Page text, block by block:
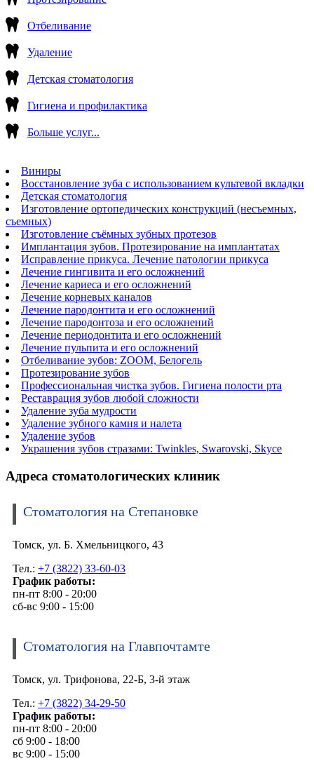
Отбеливание
Удаление
Детская стоматология
Гигиена и профилактика
Больше услуг...
Виниры
Восстановление зуба с использованием культевой вкладки
Детская стоматология
Изготовление ортопедических конструкций (несъемных,
съемных)
Изготовление съёмных зубных протезов
Имплантация зубов. Протезирование на имплантатах
Исправление прикуса. Лечение патологии прикуса
Лечение гингивита и его осложнений
Лечение кариеса и его осложнений
Лечение корневых каналов
Лечение пародонтита и его осложнений
Лечение пародонтоза и его осложнений
Лечение периодонтита и его осложнений
Лечение пульпита и его осложнений
Отбеливание зубов: ZOOM, Белогель
Протезирование зубов
Профессиональная чистка зубов. Гигиена полости рта
Реставрация зубов любой сложности
Удаление зуба мудрости
Удаление зубного камня и налета
Удаление зубов
Украшения зубов стразами: Twinkles, Swarovski, Skyce
Адреса стоматологических клиник
Стоматология на Степановке
Томск, ул. Б. Хмельницкого, 43
Тел.: +7 (3822) 33-60-03
График работы:
пн-пт 8:00 - 20:00
сб-вс 9:00 - 15:00
Стоматология на Главпочтамте
Томск, ул. Трифонова, 22-Б, 3-й этаж
Тел.: +7 (3822) 34-29-50
График работы:
пн-пт 8:00 - 20:00
сб 9:00 - 18:00
вс 9:00 - 15:00